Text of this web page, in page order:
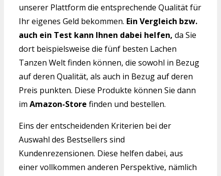
unserer Plattform die entsprechende Qualität für
Ihr eigenes Geld bekommen. Ein Vergleich bzw.
auch ein Test kann Ihnen dabei helfen, da Sie
dort beispielsweise die fünf besten Lachen
Tanzen Welt finden können, die sowohl in Bezug
auf deren Qualität, als auch in Bezug auf deren
Preis punkten. Diese Produkte können Sie dann
im Amazon-Store finden und bestellen.
Eins der entscheidenden Kriterien bei der
Auswahl des Bestsellers sind
Kundenrezensionen. Diese helfen dabei, aus
einer vollkommen anderen Perspektive, nämlich